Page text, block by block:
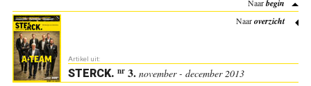
Naarbegin
Naaroverzicht
Artikel uit:
STERCK. nr3. november - december 2013